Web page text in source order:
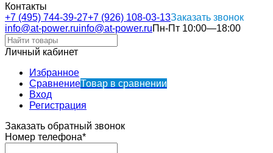
Контакты
+7 (495) 744-39-27+7 (926) 108-03-13Заказать звонок
info@at-power.ruinfo@at-power.ruПн-Пт 10:00—18:00
Личный кабинет
Избранное
СравнениеТовар в сравнении
Вход
Регистрация
Заказать обратный звонок
Номер телефона*